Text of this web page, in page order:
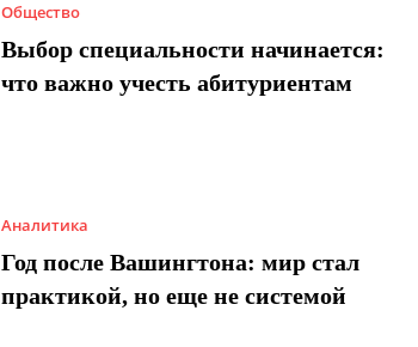
Общество
Выбор специальности начинается:
что важно учесть абитуриентам
Аналитика
Год после Вашингтона: мир стал
практикой, но еще не системой